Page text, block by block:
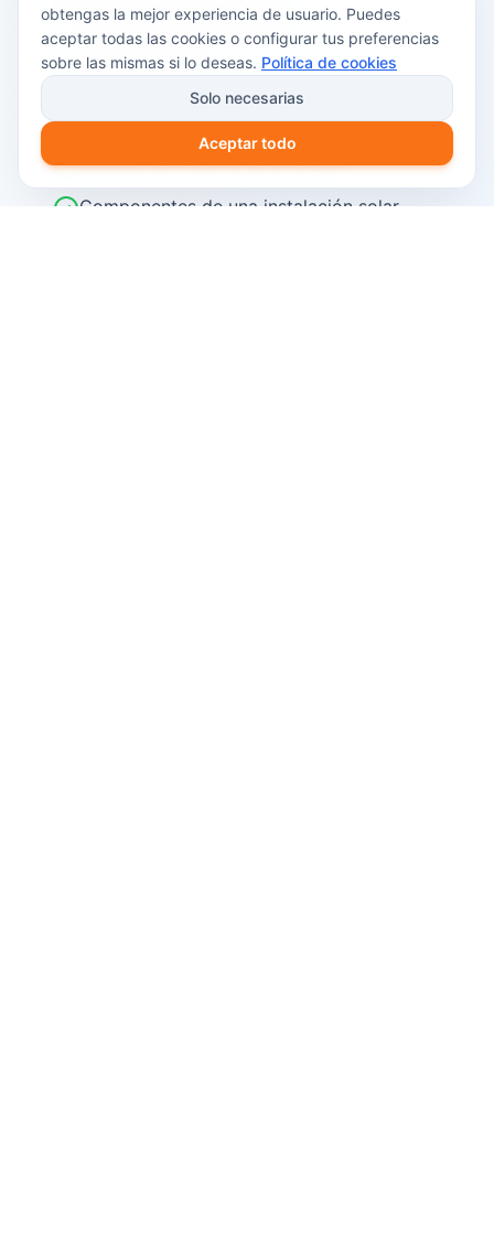
Cómo funciona el autoconsumo
fotovoltaico
Ayudas y subvenciones disponibles en
2026
Cálculo del retorno de inversión
Componentes de una instalación solar
obtengas la mejor experiencia de usuario. Puedes
aceptar todas las cookies o configurar tus preferencias
sobre las mismas si lo deseas. Política de cookies
Solo necesarias
Aceptar todo